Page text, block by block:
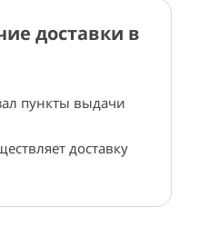
доставки в
пункты выдачи
доставку